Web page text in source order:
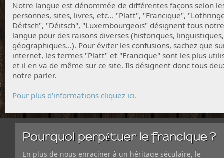
Notre langue est dénommée de différentes façons selon
personnes, sites, livres, etc... "Platt", "Francique",
Déitsch", "Déitsch", "Luxembourgeois" désignent tous notre
langue pour des raisons diverses (historiques, linguistiques,
géographiques...). Pour éviter les confusions, sachez que
internet, les termes "Platt" et "Francique" sont les plus
et il en va de même sur ce site. Ils désignent donc tous
notre parler.
Pour plus d'informations cliquez ici.
Pourquoi perpétuer le francique ?
En plus de nous enraciner à un héritage séculaire, le